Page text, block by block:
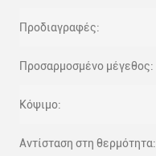
Προδιαγραφές:
Προσαρμοσμένο μέγεθος:
Κόψιμο:
Αντίσταση στη θερμότητα: